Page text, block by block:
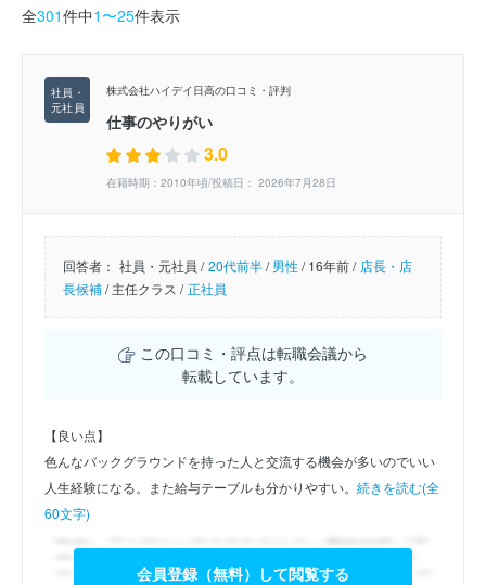
全301件中1〜25件表示
株式会社ハイデイ日高の口コミ・評判
仕事のやりがい
3.0
在籍時期：2010年頃/投稿日： 2026年7月28日
回答者： 社員・元社員 / 20代前半/男性/16年前 / 店長・店
長候補/主任クラス / 正社員
この口コミ・評点は転職会議から
転載しています。
【良い点】
色んなバックグラウンドを持った人と交流する機会が多いのでいい
人生経験になる。また給与テーブルも分かりやすい。 続きを読む(全
60文字)
会員登録（無料）して閲覧する